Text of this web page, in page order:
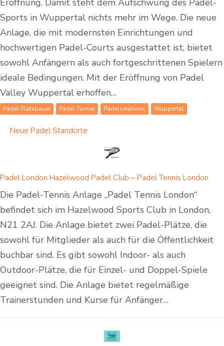
Eröffnung. Damit steht dem Aufschwung des Padel-
Sports in Wuppertal nichts mehr im Wege. Die neue
Anlage, die mit modernsten Einrichtungen und
hochwertigen Padel-Courts ausgestattet ist, bietet
sowohl Anfängern als auch fortgeschrittenen Spielern
ideale Bedingungen. Mit der Eröffnung von Padel
Valley Wuppertal erhoffen…
Padel Platzbauer Padel Turnier Padelcreations Wuppertal
Neue Padel Standorte
Padel London Hazelwood Padel Club – Padel Tennis London
Die Padel-Tennis Anlage „Padel Tennis London“
befindet sich im Hazelwood Sports Club in London,
N21 2AJ. Die Anlage bietet zwei Padel-Plätze, die
sowohl für Mitglieder als auch für die Öffentlichkeit
buchbar sind. Es gibt sowohl Indoor- als auch
Outdoor-Plätze, die für Einzel- und Doppel-Spiele
geeignet sind. Die Anlage bietet regelmäßige
Trainerstunden und Kurse für Anfänger…